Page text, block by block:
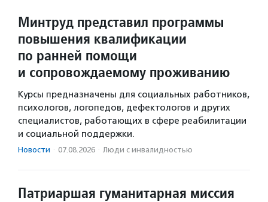
Минтруд представил программы
повышения квалификации
по ранней помощи
и сопровождаемому проживанию
Курсы предназначены для социальных работников,
психологов, логопедов, дефектологов и других
специалистов, работающих в сфере реабилитации
и социальной поддержки.
Новости · 07.08.2026 · Люди с инвалидностью
Патриаршая гуманитарная миссия